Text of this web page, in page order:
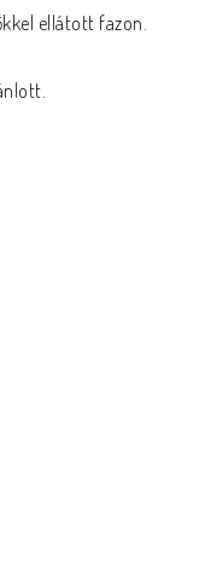
ellátott fazon.